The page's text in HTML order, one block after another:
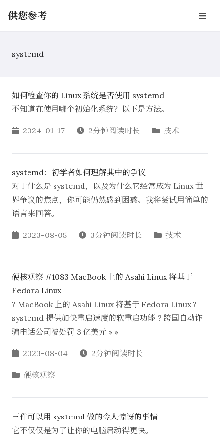
供您参考
systemd
如何检查你的 Linux 系统是否使用 systemd
不知道在使用哪个初始化系统？以下是方法。
2024-01-17 2分钟阅读时长 技术
systemd：初学者如何理解其中的争议
对于什么是 systemd，以及为什么它经常成为 Linux 世
界争议的焦点，你可能仍然感到困惑。我将尝试用简单的
语言来回答。
2023-08-05 3分钟阅读时长 技术
硬核观察 #1083 MacBook 上的 Asahi Linux 将基于
Fedora Linux
? MacBook 上的 Asahi Linux 将基于 Fedora Linux ?
systemd 提供加快重启速度的软重启功能 ? 跨国自动诈
骗电话公司被处罚 3 亿美元 » »
2023-08-04 2分钟阅读时长
硬核观察
三件可以用 systemd 做的令人惊讶的事情
它不仅仅是为了让你的电脑启动得更快。